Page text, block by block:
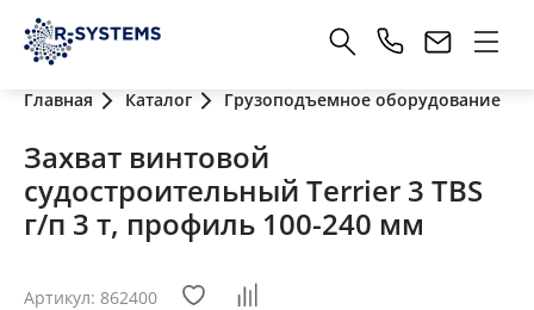
Главная Каталог Грузоподъемное оборудование
Захват винтовой
судостроительный Terrier 3 TBS
г/п 3 т, профиль 100-240 мм
Артикул: 862400